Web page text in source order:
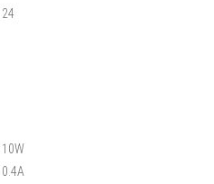
24
10W
0.4A